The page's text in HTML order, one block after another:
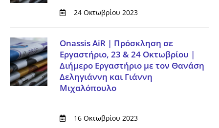
24 Οκτωβρίου 2023
Onassis AiR | Πρόσκληση σε
Εργαστήριο, 23 & 24 Οκτωβρίου |
Διήμερο Εργαστήριο με τον Θανάση
Δεληγιάννη και Γιάννη
Μιχαλόπουλο
16 Οκτωβρίου 2023